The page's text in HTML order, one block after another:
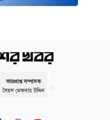
ভারপ্রাপ্ত সম্পাদক
সৈয়দ মেজবাহ উদ্দিন